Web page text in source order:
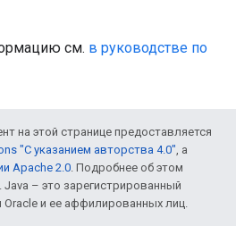
см. в руководстве по
на этой странице предоставляется
"С указанием авторства 4.0", а
Apache 2.0. Подробнее об этом
. Java – это зарегистрированный
и ее аффилированных лиц.